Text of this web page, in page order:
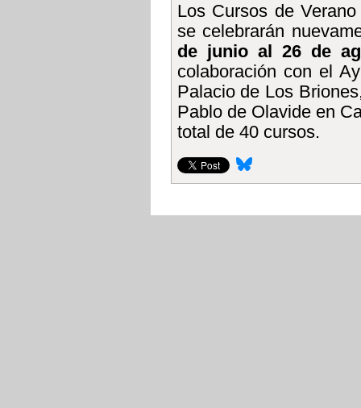
Los Cursos de
se celebrarán
de junio al 26 de
colaboración con el
Palacio de Los
Pablo de Olavide en
total de 40 cursos.